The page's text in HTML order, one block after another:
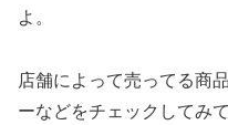
よ。
店舗によって売ってる商
ーなどをチェックしてみ